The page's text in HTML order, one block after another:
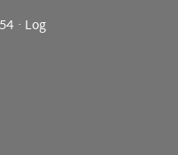
ㆍ Log